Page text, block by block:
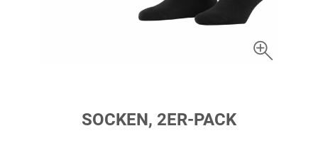
SOCKEN, 2ER-PACK